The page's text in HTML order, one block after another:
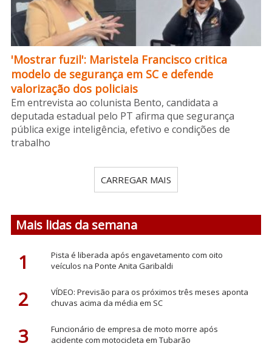
'Mostrar fuzil': Maristela Francisco critica
modelo de segurança em SC e defende
valorização dos policiais
Em entrevista ao colunista Bento, candidata a
deputada estadual pelo PT afirma que segurança
pública exige inteligência, efetivo e condições de
trabalho
CARREGAR MAIS
Mais lidas da semana
1
Pista é liberada após engavetamento com oito
veículos na Ponte Anita Garibaldi
2
VÍDEO: Previsão para os próximos três meses aponta
chuvas acima da média em SC
3
Funcionário de empresa de moto morre após
acidente com motocicleta em Tubarão